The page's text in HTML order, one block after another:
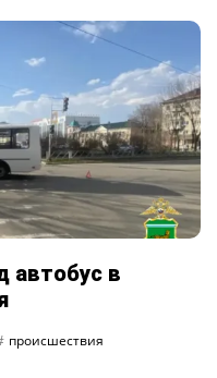
автобус в
происшествия